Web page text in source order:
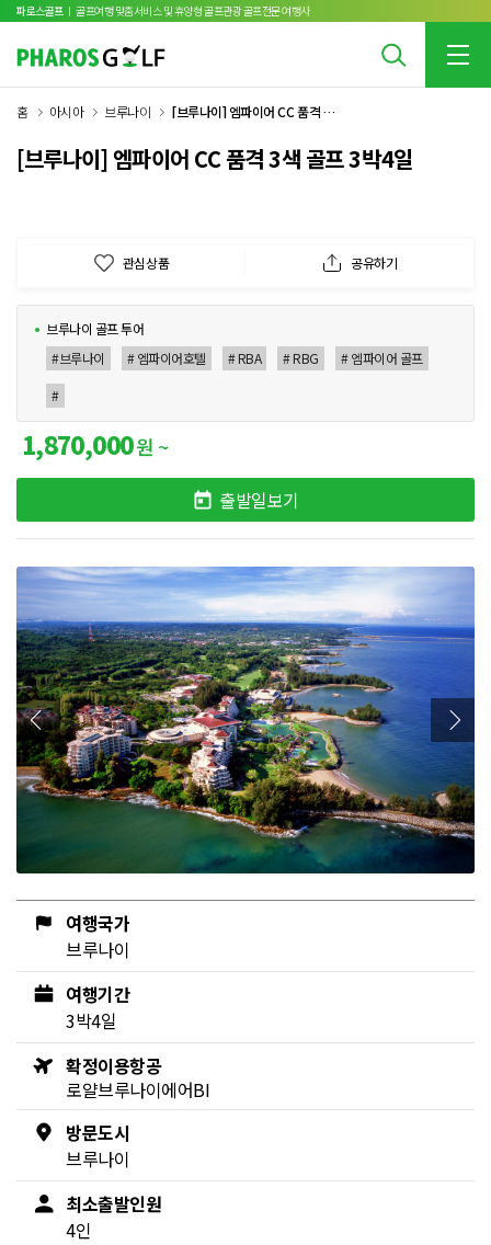
파로스골프 ㅣ 골프여행 맞춤서비스 및 휴양형 골프관광 골프전문 여행사
홈 아시아 브루나이 [브루나이] 엠파이어 CC 품격 3색 골프 3박4일
[브루나이] 엠파이어 CC 품격 3색 골프 3박4일
관심상품 공유하기
브루나이 골프 투어
#브루나이
# 엠파이어호텔 # RBA # RBG
# 엠파이어 골프
#
1,870,000원 ~
출발일보기
여행국가
브루나이
여행기간
3박4일
확정이용항공
로얄브루나이에어BI
방문도시
브루나이
최소출발인원
4인